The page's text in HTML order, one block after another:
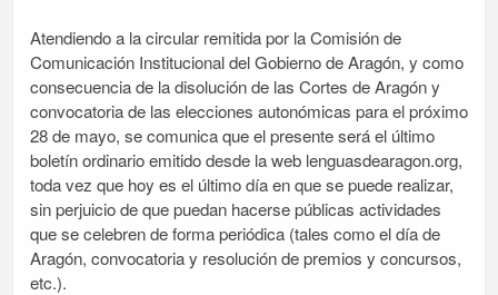
Atendiendo a la circular remitida por la Comisión de
Comunicación Institucional del Gobierno de Aragón, y como
consecuencia de la disolución de las Cortes de Aragón y
convocatoria de las elecciones autonómicas para el próximo
28 de mayo, se comunica que el presente será el último
boletín ordinario emitido desde la web lenguasdearagon.org,
toda vez que hoy es el último día en que se puede realizar,
sin perjuicio de que puedan hacerse públicas actividades
que se celebren de forma periódica (tales como el día de
Aragón, convocatoria y resolución de premios y concursos,
etc.).